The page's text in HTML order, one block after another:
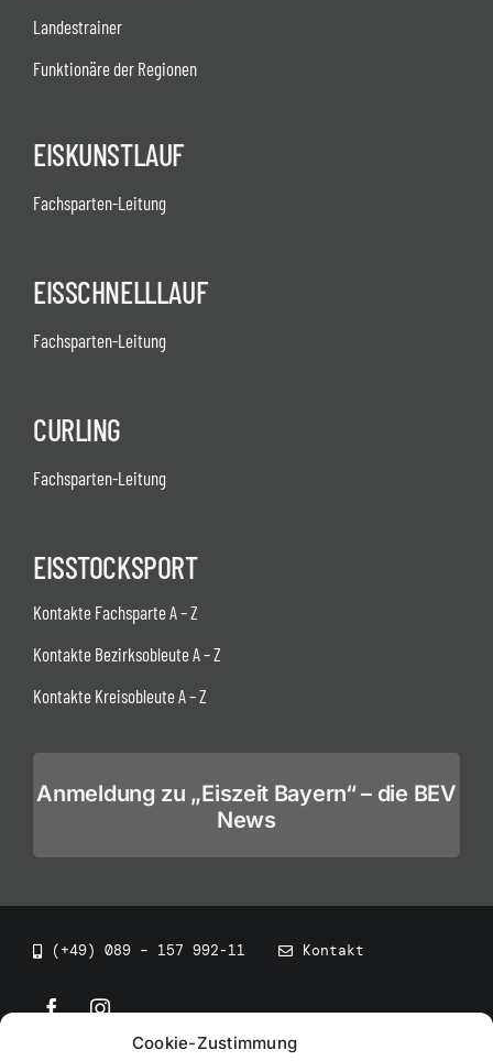
Cookie-Zustimmung
Landestrainer
Funktionäre der Regionen
EISKUNSTLAUF
Fachsparten-Leitung
EISSCHNELLLAUF
Fachsparten-Leitung
CURLING
Fachsparten-Leitung
EISSTOCKSPORT
Kontakte Fachsparte A – Z
Kontakte Bezirksobleute A – Z
Kontakte Kreisobleute A – Z
Anmeldung zu „Eiszeit Bayern“ – die BEV
News
(+49) 089 – 157 992-11 Kontakt